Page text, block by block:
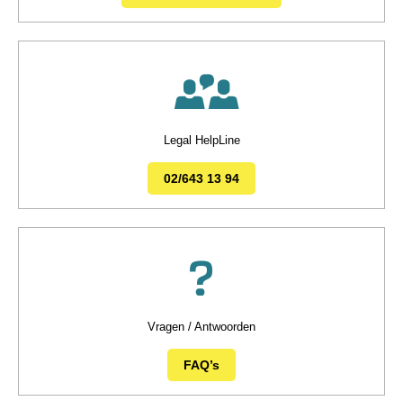
Legal HelpLine
02/643 13 94
Vragen / Antwoorden
FAQ’s